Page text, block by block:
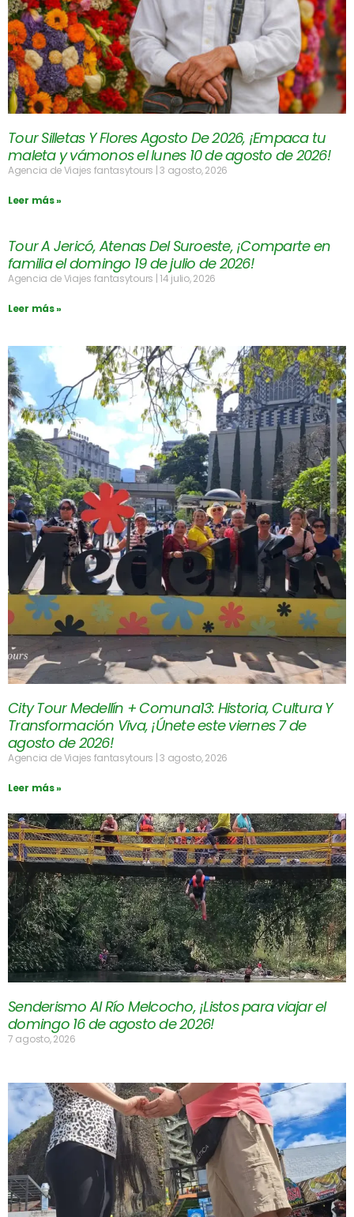
Tour Silletas Y Flores Agosto De 2026, ¡Empaca tu
maleta y vámonos el lunes 10 de agosto de 2026!
Agencia de Viajes fantasytours 3 agosto, 2026
Leer más »
Tour A Jericó, Atenas Del Suroeste, ¡Comparte en
familia el domingo 19 de julio de 2026!
Agencia de Viajes fantasytours 14 julio, 2026
Leer más »
City Tour Medellín + Comuna13: Historia, Cultura Y
Transformación Viva, ¡Únete este viernes 7 de
agosto de 2026!
Agencia de Viajes fantasytours 3 agosto, 2026
Leer más »
Senderismo Al Río Melcocho, ¡Listos para viajar el
domingo 16 de agosto de 2026!
7 agosto, 2026